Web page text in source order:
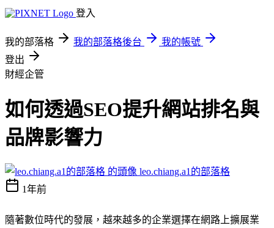
登入
我的部落格 我的部落格後台
我的帳號
登出
財經企管
如何透過SEO提升網站排名與
品牌影響力
leo.chiang.a1的部落格
1年前
隨著數位時代的發展，越來越多的企業選擇在網路上擴展業